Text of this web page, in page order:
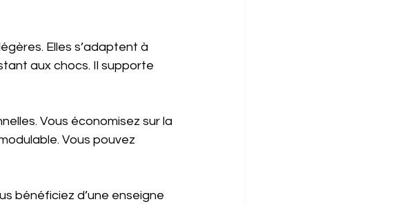
Elles s’adaptent à
aux chocs. Il supporte
Vous économisez sur la
Vous pouvez
bénéficiez d’une enseigne